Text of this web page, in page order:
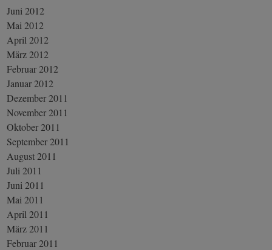
Juni 2012
Mai 2012
April 2012
März 2012
Februar 2012
Januar 2012
Dezember 2011
November 2011
Oktober 2011
September 2011
August 2011
Juli 2011
Juni 2011
Mai 2011
April 2011
März 2011
Februar 2011